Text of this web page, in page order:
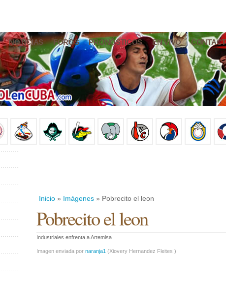
NOTICIAS FOROS PRONÓSTICOS EN VIVO
Inicio » Imágenes » Pobrecito el leon
Pobrecito el leon
Industriales enfrenta a Artemisa
Imagen enviada por naranja1 (Xiovery Hernandez Fleites )